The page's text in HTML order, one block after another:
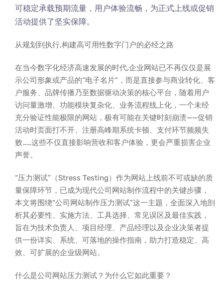
可稳定承载预期流量，用户体验流畅，为正式上线或促销
活动提供了坚实保障。
从规划到执行,构建高可用性数字门户的必经之路
在当今数字化经济高速发展的时代,企业网站已不再仅仅是展
示公司形象或产品的“电子名片”，而是直接参与商业转化、客
户服务、品牌传播乃至数据驱动决策的核心平台，随着用户
访问量激增、功能模块复杂化、业务流程线上化，一个未经
充分验证性能极限的网站，极有可能在关键时刻崩溃——促销
活动时页面打不开、注册高峰期系统卡顿、支付环节频频失
败……这些不仅直接影响营收和客户体验，更会严重损害企业
声誉。
“压力测试”（Stress Testing）作为网站上线前不可或缺的质
量保障环节，已成为现代公司网站制作流程中的关键步骤，
本文将围绕“公司网站制作压力测试”这一主题，全面深入地剖
析其必要性、实施方法、工具选择、常见误区及最佳实践，
旨在为技术负责人、项目经理、产品经理以及企业决策者提
供一份详实、系统、可落地的操作指南，助力打造稳定、高
效、可扩展的企业级网站。
什么是公司网站压力测试？为什么它如此重要？